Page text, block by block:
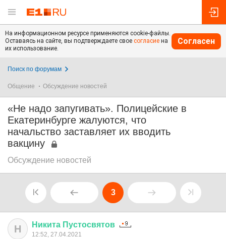
На информационном ресурсе применяются cookie-файлы.
Оставаясь на сайте, вы подтверждаете свое согласие на
их использование.
Согласен
Поиск по форумам
Общение Обсуждение новостей
«Не надо запугивать». Полицейские в
Екатеринбурге жалуются, что
начальство заставляет их вводить
вакцину
Обсуждение новостей
3
Н Никита Пустосвятов
12:52, 27.04.2021